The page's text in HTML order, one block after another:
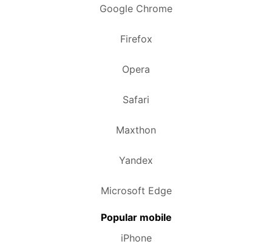
Google Chrome
Firefox
Opera
Safari
Maxthon
Yandex
Microsoft Edge
Popular mobile
iPhone